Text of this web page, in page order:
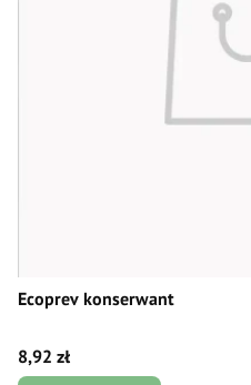
Ecoprev konserwant
Cena
8,92 zł